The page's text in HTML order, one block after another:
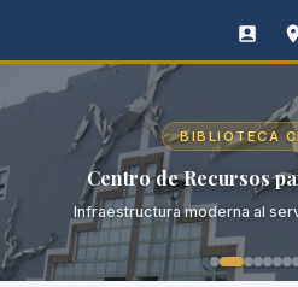
BIBLIOTECA
Centro de Recursos
Infraestructura moderna al